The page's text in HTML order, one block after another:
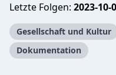
Letzte Folgen: 2023-10-
Gesellschaft und Kultur
Dokumentation